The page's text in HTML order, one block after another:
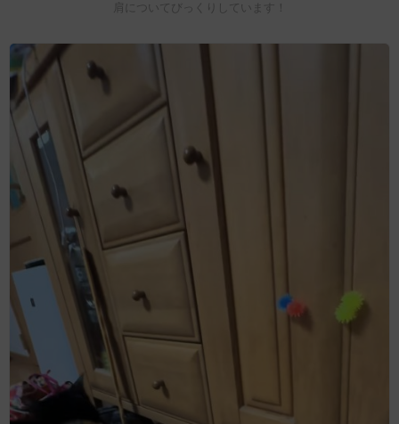
肩についてびっくりしています！